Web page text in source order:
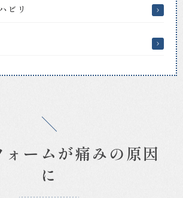
ビリ
ォームが痛みの原因
に